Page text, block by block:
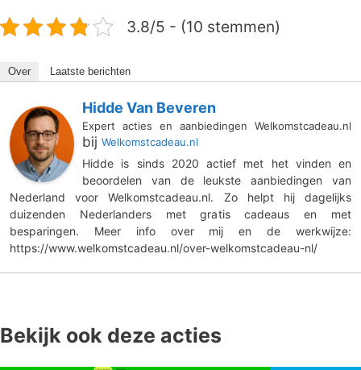
3.8/5 - (10 stemmen)
Over Laatste berichten
Hidde Van Beveren
Expert acties en aanbiedingen Welkomstcadeau.nl
bij Welkomstcadeau.nl
Hidde is sinds 2020 actief met het vinden en
beoordelen van de leukste aanbiedingen van
Nederland voor Welkomstcadeau.nl. Zo helpt hij dagelijks
duizenden Nederlanders met gratis cadeaus en met
besparingen. Meer info over mij en de werkwijze:
https://www.welkomstcadeau.nl/over-welkomstcadeau-nl/
Bekijk ook deze acties